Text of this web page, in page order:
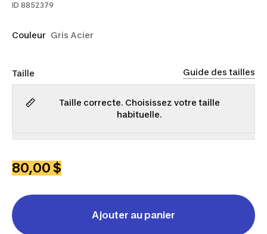
ID 8852379
Couleur Gris Acier
Taille Guide des tailles
Taille correcte. Choisissez votre taille
habituelle.
80,00 $
Ajouter au panier